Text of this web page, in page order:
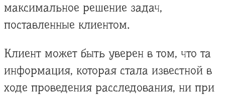
максимальное решение задач,
поставленные клиентом.
Клиент может быть уверен в том, что та
информация, которая стала известной в
ходе проведения расследования, ни при